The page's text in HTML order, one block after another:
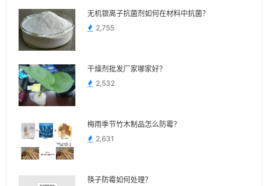
无机银离子抗菌剂如何在材料中抗菌？
2,755
干燥剂批发厂家哪家好？
2,532
梅雨季节竹木制品怎么防霉？
2,631
筷子防霉如何处理？